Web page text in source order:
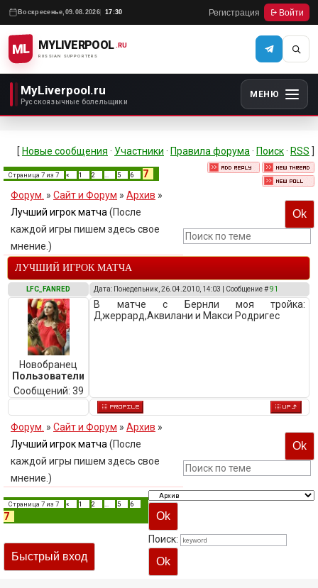
Воскресенье, 09.08.2026 17:30 Регистрация Войти
ML MYLIVERPOOL
RUSSIAN SUPPORTERS
.RU
MyLiverpool.ru
Русскоязычные болельщики
МЕНЮ
[ Новые сообщения · Участники · Правила форума · Поиск · RSS
Страница 7 из 7 « 1 2 5 6
7
Форум. » Сайт и Форум » Архив »
Лучший игрок матча (После
каждой игры пишем здесь свое
мнение.)
ЛУЧШИЙ ИГРОК МАТЧА
LFC_FANRED Дата: Понедельник, 26.04.2010, 14:03 | Сообщение #91
Новобранец
Пользователи
Сообщений: 39
В матче с Бернли моя тройка:
Джеррард,Аквилани и Макси Родригес
Форум. » Сайт и Форум » Архив »
Лучший игрок матча (После
каждой игры пишем здесь свое
мнение.)
Страница 7 из 7 « 1 2 5 6
7
Поиск: